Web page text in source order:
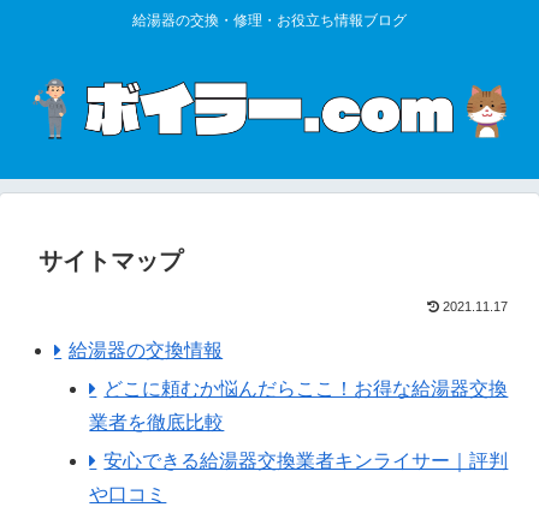
給湯器の交換・修理・お役立ち情報ブログ
サイトマップ
2021.11.17
給湯器の交換情報
どこに頼むか悩んだらここ！お得な給湯器交換
業者を徹底比較
安心できる給湯器交換業者キンライサー｜評判
や口コミ